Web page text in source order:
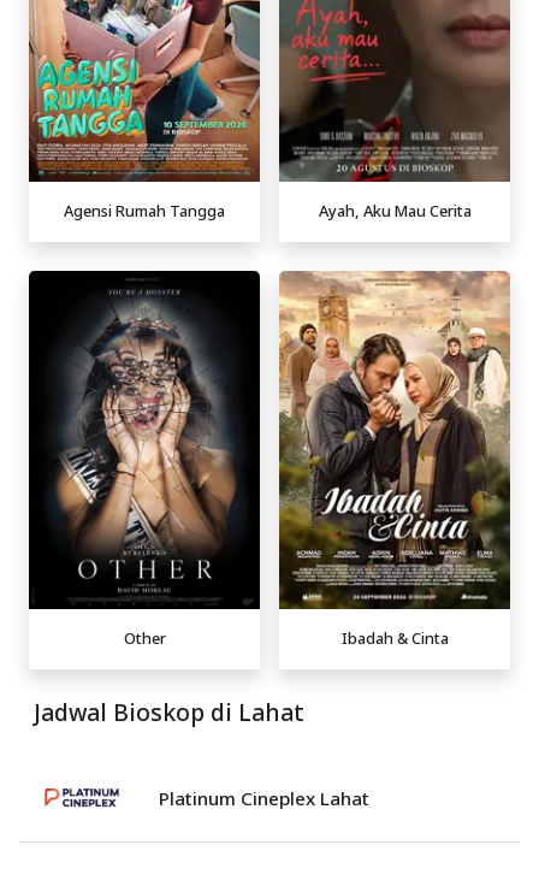
Agensi Rumah Tangga Ayah, Aku Mau Cerita
Other Ibadah & Cinta
Jadwal Bioskop di Lahat
Platinum Cineplex Lahat